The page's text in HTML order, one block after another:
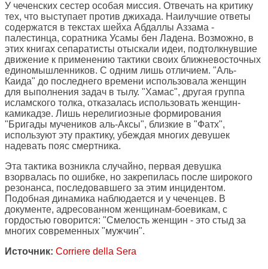
У чеченских сестер особая миссия. Отвечать на критику
тех, что выступает против джихада. Наилучшие ответы
содержатся в текстах шейха Абдаллы Аззама -
палестинца, соратника Усамы бен Ладена. Возможно, в
этих книгах сепаратисты отыскали идеи, подтолкнувшие
движение к применению тактики своих ближневосточных
единомышленников. С одним лишь отличием. "Аль-
Каида" до последнего времени использовала женщин
для выполнения задач в тылу. "Хамас", другая группа
исламского толка, отказалась использовать женщин-
камикадзе. Лишь нерелигиозные формирования
"Бригады мучеников аль-Аксы", близкие в "Фатх",
используют эту практику, убеждая многих девушек
надевать пояс смертника.
Эта тактика возникла случайно, первая девушка
взорвалась по ошибке, но закрепилась после широкого
резонанса, последовавшего за этим инцидентом.
Подобная динамика наблюдается и у чеченцев. В
документе, адресованном женщинам-боевикам, с
гордостью говорится: "Смелость женщин - это стыд за
многих современных "мужчин".
Источник: Corriere della Sera